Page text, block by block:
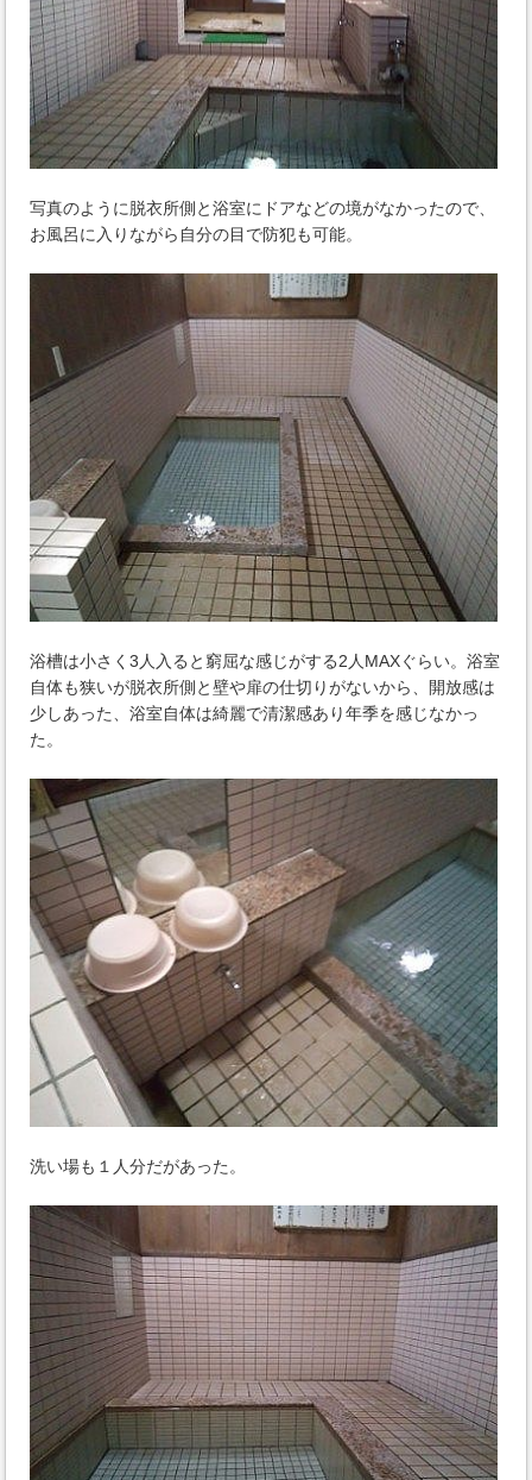
写真のように脱衣所側と浴室にドアなどの境がなかったので、
お風呂に入りながら自分の目で防犯も可能。
浴槽は小さく3人入ると窮屈な感じがする2人MAXぐらい。浴室
自体も狭いが脱衣所側と壁や扉の仕切りがないから、開放感は
少しあった、浴室自体は綺麗で清潔感あり年季を感じなかっ
た。
洗い場も１人分だがあった。